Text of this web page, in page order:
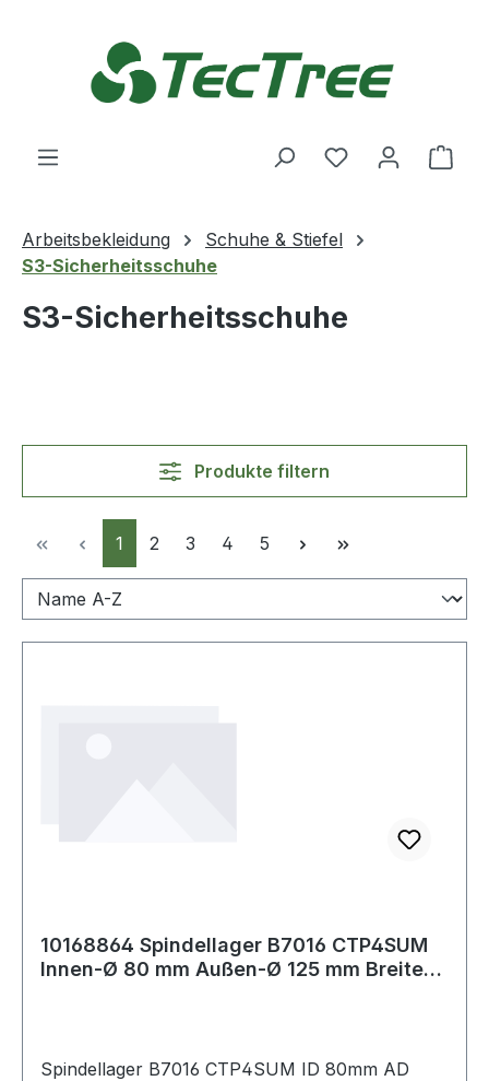
Du hast 0
Arbeitsbekleidung
Schuhe & Stiefel
S3-Sicherheitsschuhe
S3-Sicherheitsschuhe
Produkte filtern
Seite
1 Seite
2 Seite
3 Seite
4 Seite
5
10168864 Spindellager B7016 CTP4SUM
Innen-Ø 80 mm Außen-Ø 125 mm Breite22
Spindellager B7016 CTP4SUM ID 80mm AD